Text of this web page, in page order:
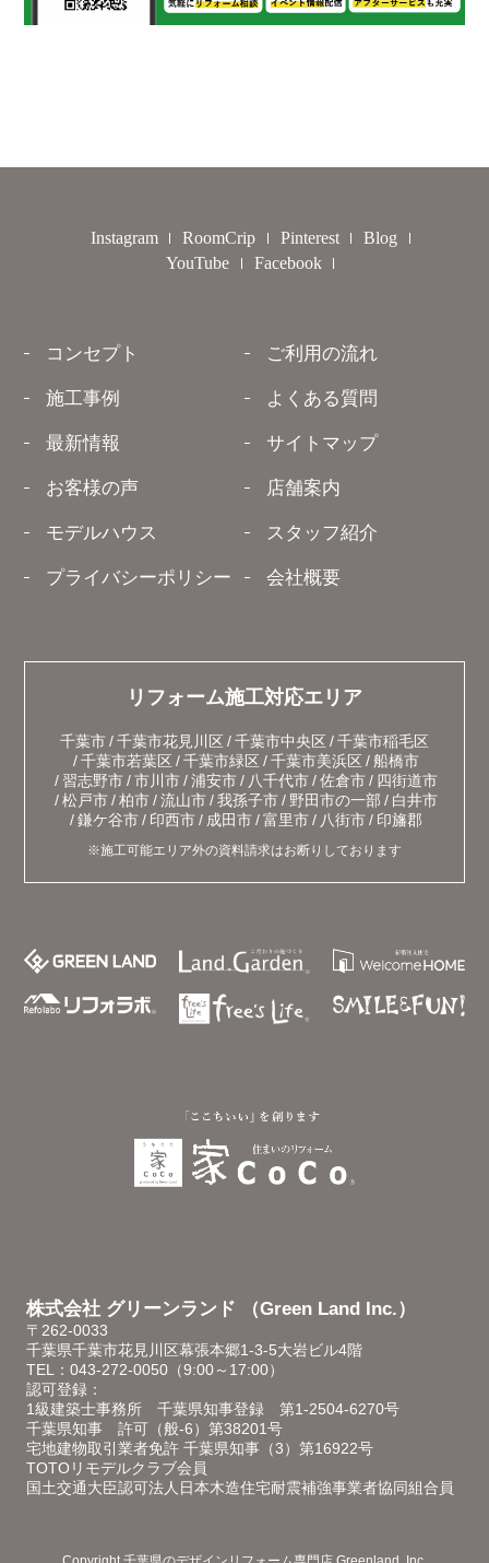
Instagram RoomCrip Pinterest
Blog
YouTube
Facebook
コンセプト
施工事例
最新情報
お客様の声
モデルハウス
プライバシーポリシー
ご利用の流れ
よくある質問
サイトマップ
店舗案内
スタッフ紹介
会社概要
リフォーム施工対応エリア
千葉市 千葉市花見川区 千葉市中央区
千葉市稲毛区
千葉市若葉区
千葉市緑区 千葉市美浜区
船橋市
習志野市
市川市 浦安市 八千代市 佐倉市
四街道市
松戸市
柏市 流山市 我孫子市 野田市の一部
白井市
鎌ケ谷市
印西市 成田市 富里市 八街市 印旛郡
※施工可能エリア外の資料請求はお断りしております
株式会社 グリーンランド （Green Land Inc.）
〒262-0033
千葉県千葉市花見川区幕張本郷1-3-5大岩ビル4階
TEL：043-272-0050（9:00～17:00）
認可登録：
1級建築士事務所 千葉県知事登録 第1-2504-6270号
千葉県知事 許可（般-6）第38201号
宅地建物取引業者免許 千葉県知事（3）第16922号
TOTOリモデルクラブ会員
国土交通大臣認可法人日本木造住宅耐震補強事業者協同組合員